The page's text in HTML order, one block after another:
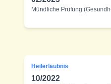
Mündliche Prüfung
Heilerlaubnis
10/2022